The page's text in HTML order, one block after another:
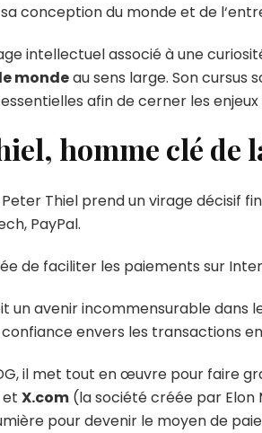
conception du monde et de
intellectuel associé à une
mondeau sens large. Son
afin de cerner les
homme clé de
Thiel prend un virage décisif
PayPal.
de faciliter les paiements sur
un avenir incommensurable dans
confiance envers les transactions
il met tout en œuvre pour faire
et X.com (la société créée par Elon
pour devenir le moyen de